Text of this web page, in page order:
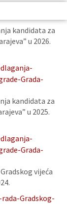
kandidata za
u 2026.
Grada-
kandidata za
u 2025.
Grada-
vijeća
Gradskog-